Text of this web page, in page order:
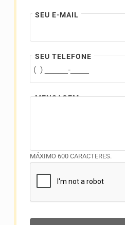
SEU E-MAIL
SEU TELEFONE
MENSAGEM
MÁXIMO 600 CARACTERES.